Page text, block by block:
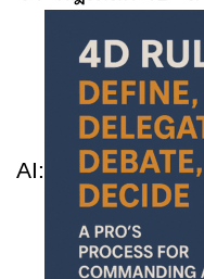
AI: